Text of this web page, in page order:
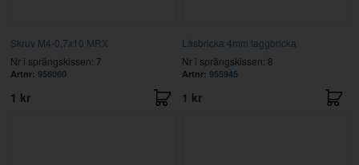
Skruv M4-0,7x10 MRX
Nr i sprängskissen: 7
Artnr: 956060
1 kr
Låsbricka 4mm taggbricka
Nr i sprängskissen: 8
Artnr: 955945
1 kr